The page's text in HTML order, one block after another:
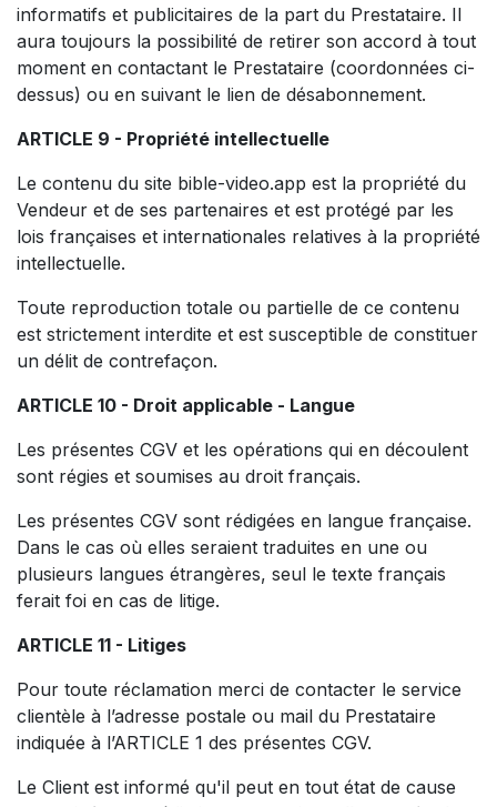
informatifs et publicitaires de la part du Prestataire. Il
aura toujours la possibilité de retirer son accord à tout
moment en contactant le Prestataire (coordonnées ci-
dessus) ou en suivant le lien de désabonnement.
ARTICLE 9 - Propriété intellectuelle
Le contenu du site bible-video.app est la propriété du
Vendeur et de ses partenaires et est protégé par les
lois françaises et internationales relatives à la propriété
intellectuelle.
Toute reproduction totale ou partielle de ce contenu
est strictement interdite et est susceptible de constituer
un délit de contrefaçon.
ARTICLE 10 - Droit applicable - Langue
Les présentes CGV et les opérations qui en découlent
sont régies et soumises au droit français.
Les présentes CGV sont rédigées en langue française.
Dans le cas où elles seraient traduites en une ou
plusieurs langues étrangères, seul le texte français
ferait foi en cas de litige.
ARTICLE 11 - Litiges
Pour toute réclamation merci de contacter le service
clientèle à l’adresse postale ou mail du Prestataire
indiquée à l’ARTICLE 1 des présentes CGV.
Le Client est informé qu'il peut en tout état de cause